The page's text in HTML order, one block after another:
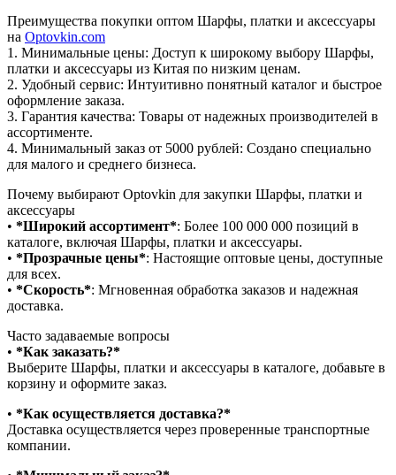
Преимущества покупки оптом Шарфы, платки и аксессуары
на Optovkin.com
1.⁠ ⁠Минимальные цены: Доступ к широкому выбору Шарфы,
платки и аксессуары из Китая по низким ценам.
2.⁠ ⁠Удобный сервис: Интуитивно понятный каталог и быстрое
оформление заказа.
3.⁠ ⁠Гарантия качества: Товары от надежных производителей в
ассортименте.
4.⁠ ⁠Минимальный заказ от 5000 рублей: Создано специально
для малого и среднего бизнеса.
Почему выбирают Optovkin для закупки Шарфы, платки и
аксессуары
•⁠ ⁠ *Широкий ассортимент*: Более 100 000 000 позиций в
каталоге, включая Шарфы, платки и аксессуары.
•⁠ ⁠ *Прозрачные цены*: Настоящие оптовые цены, доступные
для всех.
•⁠ ⁠ *Скорость*: Мгновенная обработка заказов и надежная
доставка.
Часто задаваемые вопросы
•⁠ ⁠*Как заказать?*
Выберите Шарфы, платки и аксессуары в каталоге, добавьте в
корзину и оформите заказ.
•⁠ ⁠ *Как осуществляется доставка?*
Доставка осуществляется через проверенные транспортные
компании.